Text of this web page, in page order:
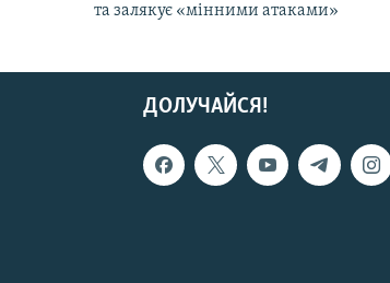
та залякує «мінними атаками»
ДОЛУЧАЙСЯ!